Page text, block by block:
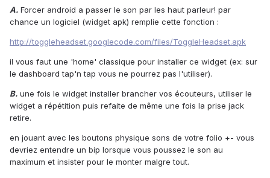
A. Forcer android a passer le son par les haut parleur! par
chance un logiciel (widget apk) remplie cette fonction :
http://toggleheadset.googlecode.com/files/ToggleHeadset.apk
il vous faut une 'home' classique pour installer ce widget (ex: sur
le dashboard tap'n tap vous ne pourrez pas l'utiliser).
B. une fois le widget installer brancher vos écouteurs, utiliser le
widget a répétition puis refaite de même une fois la prise jack
retire.
en jouant avec les boutons physique sons de votre folio +- vous
devriez entendre un bip lorsque vous poussez le son au
maximum et insister pour le monter malgre tout.